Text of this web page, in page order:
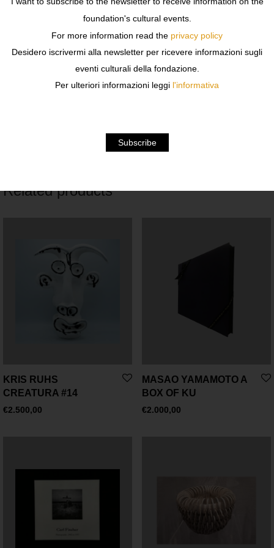
Lo scollo è ovale e la manica lunga. Le tasche sono sui
Taglia: 3
100% lana, la cinta è fatta dello stesso materiale
Related products
KRIS RUHS
CREATURA #14
€2.500,00
MASAO YAMAMOTO A
BOX OF KU
€2.000,00
foundation's cultural events.
For more information read the privacy policy
Desidero iscrivermi alla newsletter per ricevere informazioni sugli
eventi culturali della fondazione.
Per ulteriori informazioni leggi l'informativa